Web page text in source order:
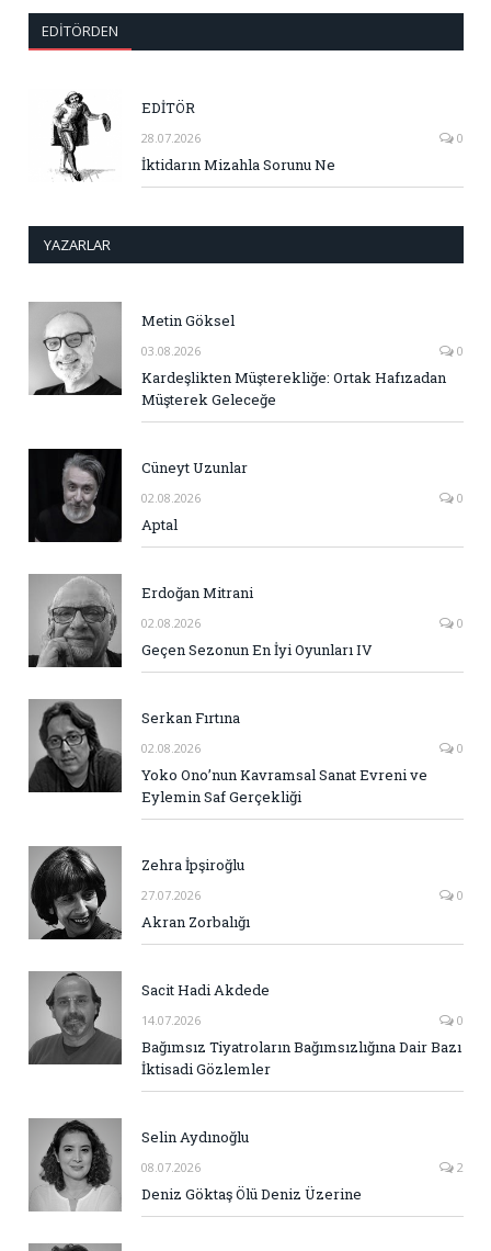
EDITÖRDEN
EDİTÖR
28.07.2026 0
İktidarın Mizahla Sorunu Ne
YAZARLAR
Metin Göksel
03.08.2026 0
Kardeşlikten Müşterekliğe: Ortak Hafızadan
Müşterek Geleceğe
Cüneyt Uzunlar
02.08.2026 0
Aptal
Erdoğan Mitrani
02.08.2026 0
Geçen Sezonun En İyi Oyunları IV
Serkan Fırtına
02.08.2026 0
Yoko Ono’nun Kavramsal Sanat Evreni ve
Eylemin Saf Gerçekliği
Zehra İpşiroğlu
27.07.2026 0
Akran Zorbalığı
Sacit Hadi Akdede
14.07.2026 0
Bağımsız Tiyatroların Bağımsızlığına Dair Bazı
İktisadi Gözlemler
Selin Aydınoğlu
08.07.2026 2
Deniz Göktaş Ölü Deniz Üzerine